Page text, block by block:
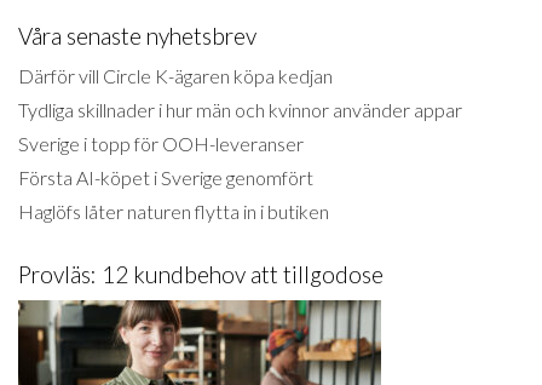
Våra senaste nyhetsbrev
Därför vill Circle K-ägaren köpa kedjan
Tydliga skillnader i hur män och kvinnor använder appar
Sverige i topp för OOH-leveranser
Första AI-köpet i Sverige genomfört
Haglöfs låter naturen flytta in i butiken
Provläs: 12 kundbehov att tillgodose